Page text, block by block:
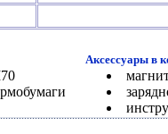
Аксесcуары в